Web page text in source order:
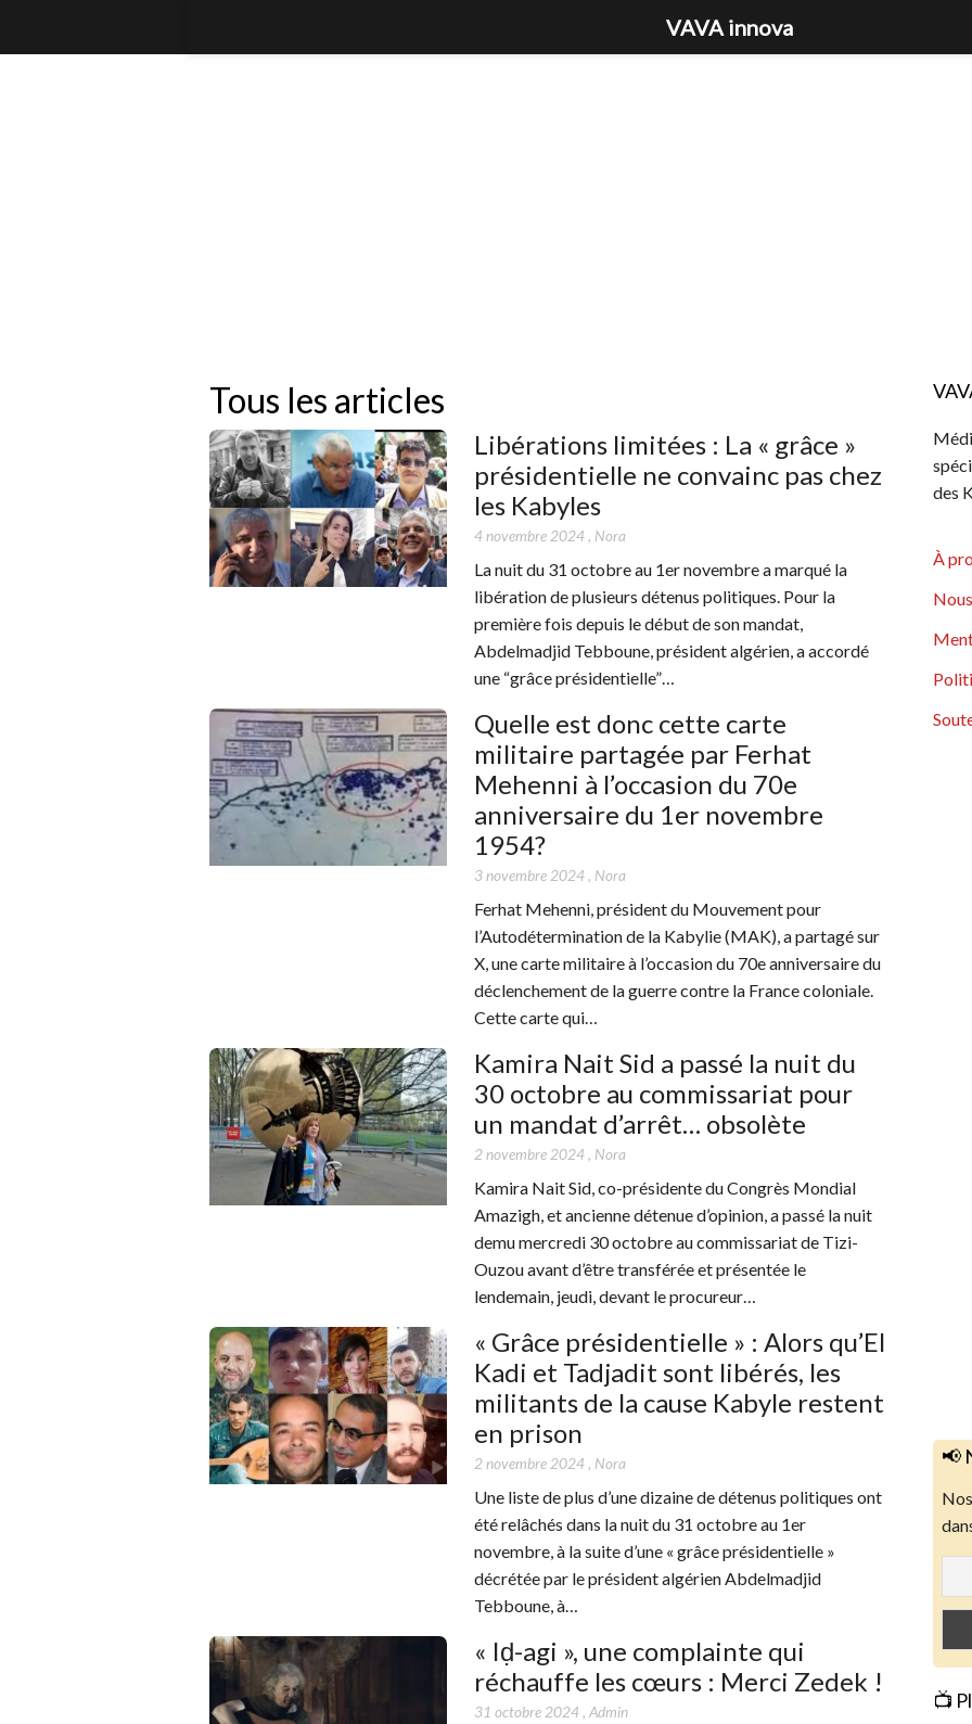
Tous les articles
Libérations limitées : La « grâce »
présidentielle ne convainc pas chez
les Kabyles
4 novembre 2024, Nora
La nuit du 31 octobre au 1er novembre a marqué la
libération de plusieurs détenus politiques. Pour la
première fois depuis le début de son mandat,
Abdelmadjid Tebboune, président algérien, a accordé
une “grâce présidentielle”…
Quelle est donc cette carte
militaire partagée par Ferhat
Mehenni à l’occasion du 70e
anniversaire du 1er novembre
1954?
3 novembre 2024, Nora
Ferhat Mehenni, président du Mouvement pour
l’Autodétermination de la Kabylie (MAK), a partagé sur
X, une carte militaire à l’occasion du 70e anniversaire du
déclenchement de la guerre contre la France coloniale.
Cette carte qui…
Kamira Nait Sid a passé la nuit du
30 octobre au commissariat pour
un mandat d’arrêt… obsolète
2 novembre 2024, Nora
Kamira Nait Sid, co-présidente du Congrès Mondial
Amazigh, et ancienne détenue d’opinion, a passé la nuit
demu mercredi 30 octobre au commissariat de Tizi-
Ouzou avant d’être transférée et présentée le
lendemain, jeudi, devant le procureur…
« Grâce présidentielle » : Alors qu’El
Kadi et Tadjadit sont libérés, les
militants de la cause Kabyle restent
en prison
2 novembre 2024, Nora
Une liste de plus d’une dizaine de détenus politiques ont
été relâchés dans la nuit du 31 octobre au 1er
novembre, à la suite d’une « grâce présidentielle »
décrétée par le président algérien Abdelmadjid
Tebboune, à…
« Iḍ-agi », une complainte qui
réchauffe les cœurs : Merci Zedek !
31 octobre 2024, Admin
des
À
📢
📺
VAVA innova